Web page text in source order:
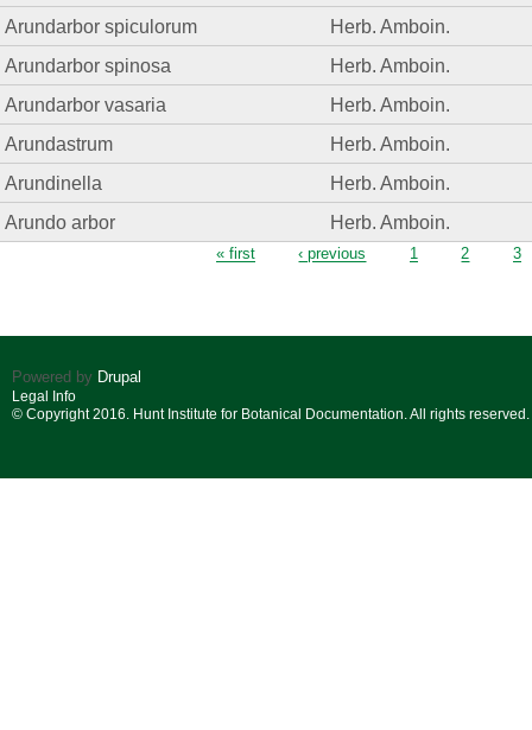
Arundarbor spiculorum
Herb. Amboin.
Arundarbor spinosa
Herb. Amboin.
Arundarbor vasaria
Herb. Amboin.
Arundastrum
Herb. Amboin.
Arundinella
Herb. Amboin.
Arundo arbor
Herb. Amboin.
« first ‹ previous 1 2 3
Powered by Drupal
Legal Info
© Copyright 2016. Hunt Institute for Botanical Documentation. All rights reserved.